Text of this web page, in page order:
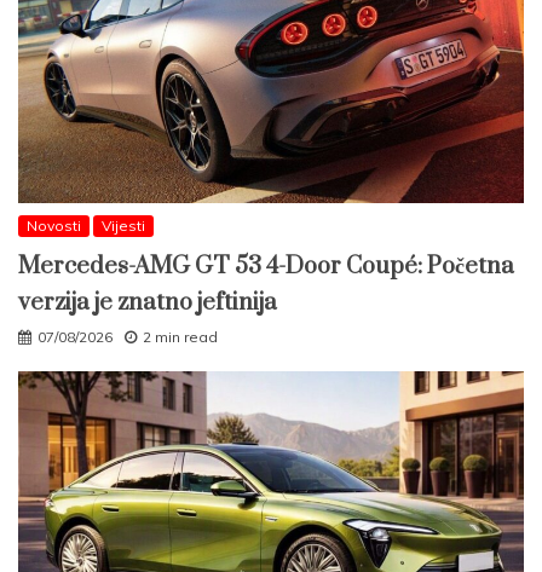
Novosti Vijesti
Mercedes-AMG GT 53 4-Door Coupé: Početna
verzija je znatno jeftinija
07/08/2026 2 min read